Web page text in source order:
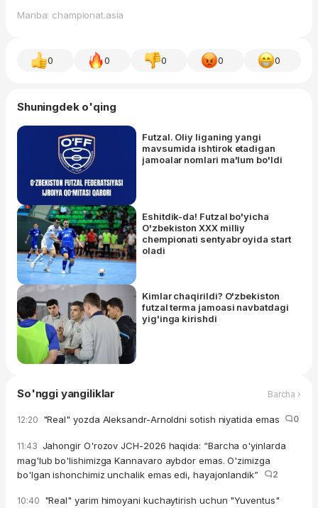
Manba: championat.asia
0 0 0 0 0
Shuningdek o'qing
Futzal. Oliy liganing yangi
mavsumida ishtirok etadigan
jamoalar nomlari ma'lum bo'ldi
Eshitdik-da! Futzal bo'yicha
O'zbekiston XXX milliy
chempionati sentyabr oyida start
oladi
Kimlar chaqirildi? O'zbekiston
futzal terma jamoasi navbatdagi
yig'inga kirishdi
So'nggi yangiliklar Barcha ›
12:20 "Real" yozda Aleksandr-Arnoldni sotish niyatida emas 0
11:43 Jahongir O'rozov JCH-2026 haqida: “Barcha o'yinlarda
mag'lub bo'lishimizga Kannavaro aybdor emas. O'zimizga
bo'lgan ishonchimiz unchalik emas edi, hayajonlandik”
2
10:40 "Real" yarim himoyani kuchaytirish uchun "Yuventus"